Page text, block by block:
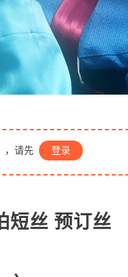
，请先 登录
短丝 预订丝